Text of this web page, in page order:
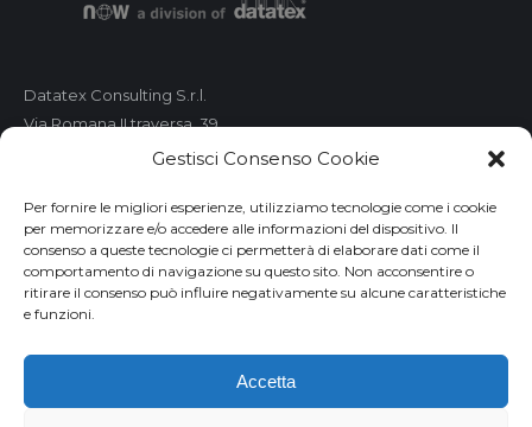
Gestisci Consenso Cookie
Per fornire le migliori esperienze, utilizziamo tecnologie come i cookie
per memorizzare e/o accedere alle informazioni del dispositivo. Il
consenso a queste tecnologie ci permetterà di elaborare dati come il
comportamento di navigazione su questo sito. Non acconsentire o
ritirare il consenso può influire negativamente su alcune caratteristiche
e funzioni.
Accetta
Datatex Consulting S.r.l.
Via Romana II traversa, 39
Telefono: 0583 490 473
Fax: 0583 490 485
Email: market@geasoft.com
Privacy